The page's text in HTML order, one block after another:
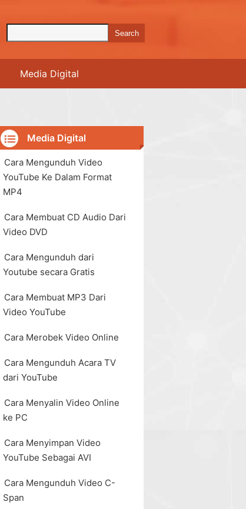
Media Digital
Media Digital
Cara Mengunduh Video
YouTube Ke Dalam Format
MP4
Cara Membuat CD Audio Dari
Video DVD
Cara Mengunduh dari
Youtube secara Gratis
Cara Membuat MP3 Dari
Video YouTube
Cara Merobek Video Online
Cara Mengunduh Acara TV
dari YouTube
Cara Menyalin Video Online
ke PC
Cara Menyimpan Video
YouTube Sebagai AVI
Cara Mengunduh Video C-
Span